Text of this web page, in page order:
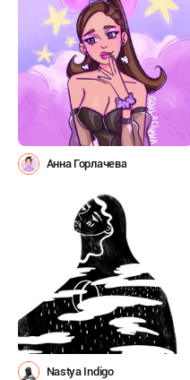
Анна Горлачева
Nastya Indigo